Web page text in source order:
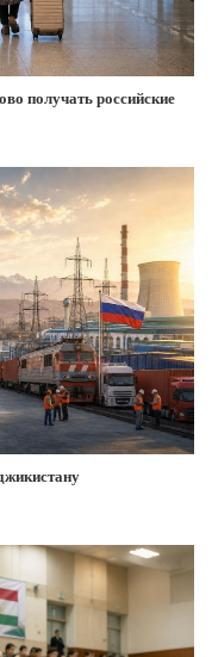
получать российские